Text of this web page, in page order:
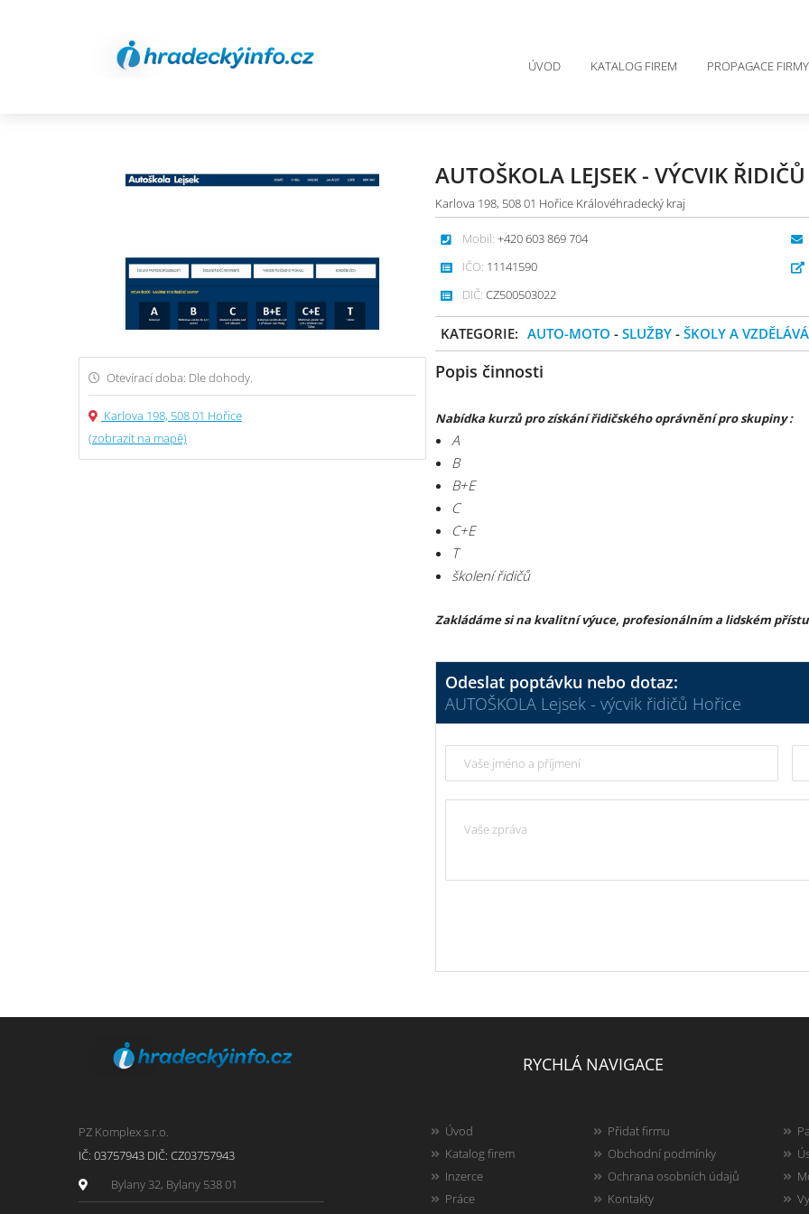
ÚVOD KATALOG FIREM PROPAGACE FIRMY
AUTOŠKOLA LEJSEK - VÝCVIK
Karlova 198, 508 01 Hořice Královéhradecký kraj
Mobil: +420 603 869 704
IČO: 11141590
DIČ: CZ500503022
KATEGORIE: AUTO-MOTO -SLUŽBY -ŠKOLY A
Popis činnosti
Nabídka kurzů pro získání řidičského oprávnění pro skupiny :
A
B
B+E
C
C+E
T
školení řidičů
Zakládáme si na kvalitní výuce, profesionálním a lidském
Odeslat poptávku nebo dotaz:
AUTOŠKOLA Lejsek - výcvik řidičů Hořice
Otevírací doba: Dle dohody.
Karlova 198, 508 01 Hořice
(zobrazit na mapě)
PZ Komplex s.r.o.
IČ: 03757943 DIČ: CZ03757943
Bylany 32, Bylany 538 01
RYCHLÁ NAVIGACE
Úvod
Katalog firem
Inzerce
Práce
Přidat firmu
Obchodní podmínky
Ochrana osobních údajů
Kontakty